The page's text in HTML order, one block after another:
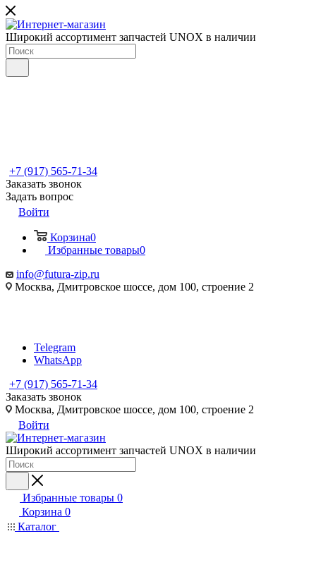
Широкий ассортимент запчастей UNOX в наличии
+7 (917) 565-71-34
Заказать звонок
Задать вопрос
Войти
Корзина0
Избранные товары0
info@futura-zip.ru
Москва, Дмитровское шоссе, дом 100, строение 2
Telegram
WhatsApp
+7 (917) 565-71-34
Заказать звонок
Москва, Дмитровское шоссе, дом 100, строение 2
Войти
Широкий ассортимент запчастей UNOX в наличии
Избранные товары 0
Корзина 0
Каталог